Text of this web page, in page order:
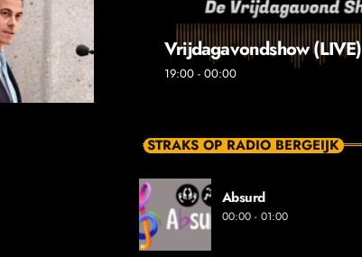
Vrijdagavondshow (LIVE)
19:00 - 00:00
STRAKS OP RADIO BERGEIJK
Absurd
00:00 - 01:00